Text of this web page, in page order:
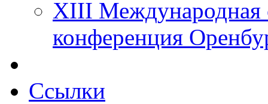
XIII Международная
конференция
Ссылки